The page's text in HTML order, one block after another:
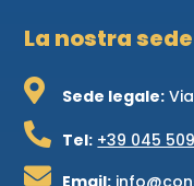
La nostra
Sede legale:

Tel: +39 045

Email:
